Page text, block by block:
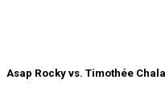
Asap Rocky vs. Timothée